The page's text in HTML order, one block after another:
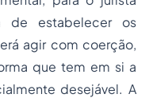
de estabelecer os
agir com coerção,
que tem em si a
desejável. A